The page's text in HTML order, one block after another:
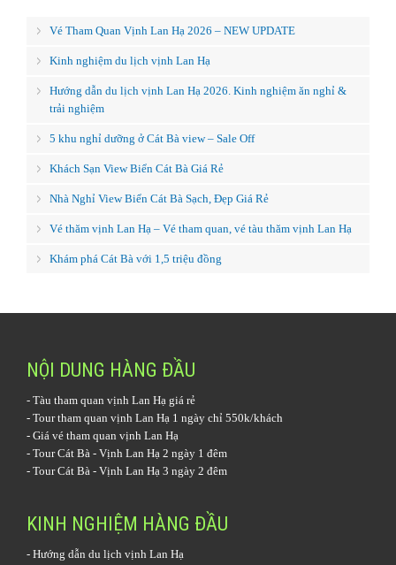
Vé Tham Quan Vịnh Lan Hạ 2026 – NEW UPDATE
Kinh nghiệm du lịch vịnh Lan Hạ
Hướng dẫn du lịch vịnh Lan Hạ 2026. Kinh nghiệm ăn nghỉ &
trải nghiệm
5 khu nghỉ dưỡng ở Cát Bà view – Sale Off
Khách Sạn View Biển Cát Bà Giá Rẻ
Nhà Nghỉ View Biển Cát Bà Sạch, Đẹp Giá Rẻ
Vé thăm vịnh Lan Hạ – Vé tham quan, vé tàu thăm vịnh Lan Hạ
Khám phá Cát Bà với 1,5 triệu đồng
NỘI DUNG HÀNG ĐẦU
- Tàu tham quan vịnh Lan Hạ giá rẻ
- Tour tham quan vịnh Lan Hạ 1 ngày chỉ 550k/khách
- Giá vé tham quan vịnh Lan Hạ
- Tour Cát Bà - Vịnh Lan Hạ 2 ngày 1 đêm
- Tour Cát Bà - Vịnh Lan Hạ 3 ngày 2 đêm
KINH NGHIỆM HÀNG ĐẦU
- Hướng dẫn du lịch vịnh Lan Hạ